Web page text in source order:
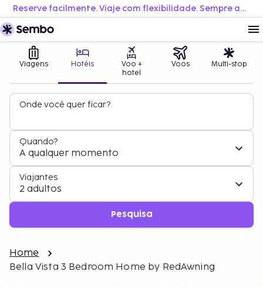
Reserve facilmente. Viaje com flexibilidade. Sempre ao melhor preço.
Viagens Hotéis
Voo +
hotel
Voos Multi-stop
Onde você quer ficar?
Quando?
A qualquer momento
Viajantes
2 adultos
Pesquisa
Home
Bella Vista 3 Bedroom Home by RedAwning